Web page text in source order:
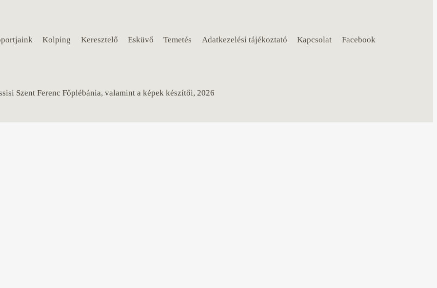
Kolping Keresztelő Esküvő Temetés Adatkezelési tájékoztató Kapcsolat Facebook
Szent Ferenc Főplébánia, valamint a képek készítői, 2026